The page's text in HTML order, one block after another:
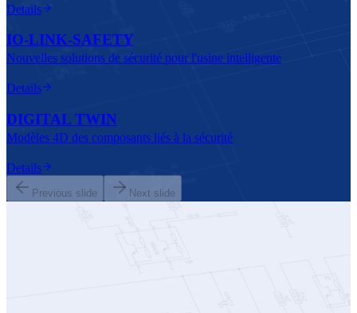
Details
IO-LINK-SAFETY
Nouvelles solutions de sécurité pour l'usine intelligente
Details
DIGITAL TWIN
Modèles 4D des composants liés à la sécurité
Details
Previous slide Next slide